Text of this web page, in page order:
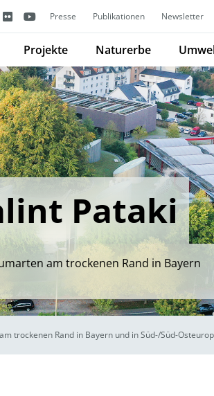
Presse Publikationen Newsletter
Projekte Naturerbe
Pataki
am trockenen Rand in Bayern
trockenen Rand in Bayern und in Süd-/Süd-